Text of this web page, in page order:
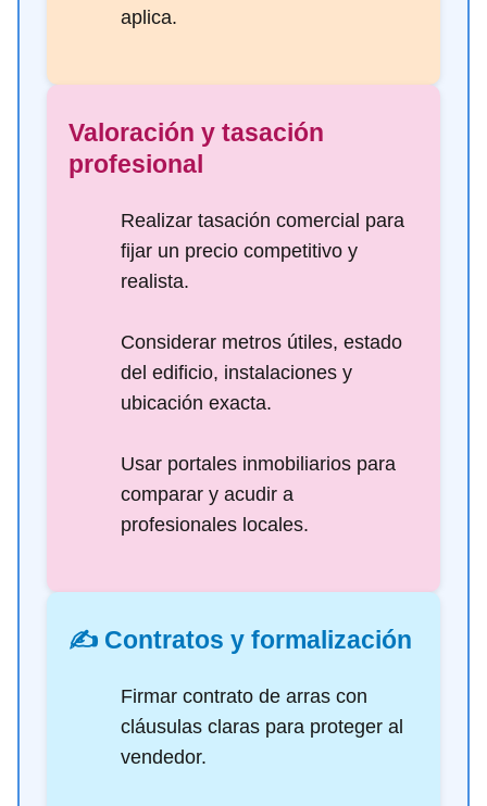
aplica.
Valoración y tasación
profesional
Realizar tasación comercial para
fijar un precio competitivo y
realista.
Considerar metros útiles, estado
del edificio, instalaciones y
ubicación exacta.
Usar portales inmobiliarios para
comparar y acudir a
profesionales locales.
✍️ Contratos y formalización
Firmar contrato de arras con
cláusulas claras para proteger al
vendedor.